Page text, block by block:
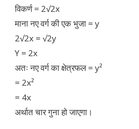
विकर्ण = 2√2x
माना नए वर्ग की एक भुजा = y
2√2x = √2y
Y = 2x
अतः नए वर्ग का क्षेत्रफल = y²
= 2x²
= 4x
अर्थात चार गुना हो जाएगा।